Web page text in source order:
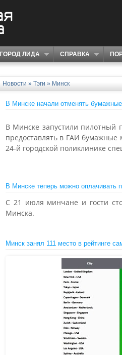
ГОРОД ЛИДА СПРАВКА
Новости » Тэги » Минск
В Минске начали отменять
В Минске запустили пилотный
предоставлять в ГАИ бумажные
24-й городской поликлинике
В Минске теперь можно оплачивать
С 21 июля минчане и гости
Минска.
Минск занял 111 место в рейтинге